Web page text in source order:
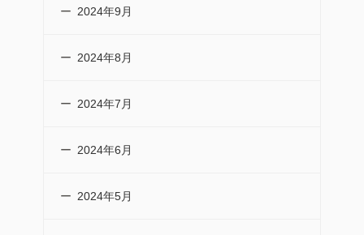
2024年9月
2024年8月
2024年7月
2024年6月
2024年5月